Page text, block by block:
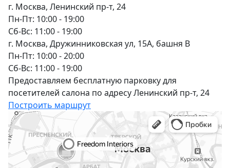
г. Москва, Ленинский пр-т, 24
Пн-Пт: 10:00 - 19:00
Сб-Вс: 11:00 - 19:00
г. Москва, Дружинниковская ул, 15А, башня В
Пн-Пт: 10:00 - 20:00
Сб-Вс: 11:00 - 19:00
Предоставляем бесплатную парковку для
посетителей салона по адресу Ленинский пр-т, 24
Построить маршрут